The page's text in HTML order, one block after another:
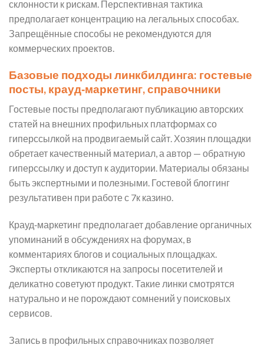
склонности к рискам. Перспективная тактика
предполагает концентрацию на легальных способах.
Запрещённые способы не рекомендуются для
коммерческих проектов.
Базовые подходы линкбилдинга: гостевые
посты, крауд‑маркетинг, справочники
Гостевые посты предполагают публикацию авторских
статей на внешних профильных платформах со
гиперссылкой на продвигаемый сайт. Хозяин площадки
обретает качественный материал, а автор — обратную
гиперссылку и доступ к аудитории. Материалы обязаны
быть экспертными и полезными. Гостевой блоггинг
результативен при работе с 7к казино.
Крауд‑маркетинг предполагает добавление органичных
упоминаний в обсуждениях на форумах, в
комментариях блогов и социальных площадках.
Эксперты откликаются на запросы посетителей и
деликатно советуют продукт. Такие линки смотрятся
натурально и не порождают сомнений у поисковых
сервисов.
Запись в профильных справочниках позволяет